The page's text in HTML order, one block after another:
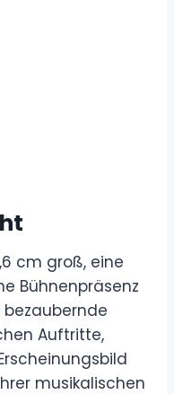
cm groß, eine
Bühnenpräsenz
Auftritte,
musikalischen